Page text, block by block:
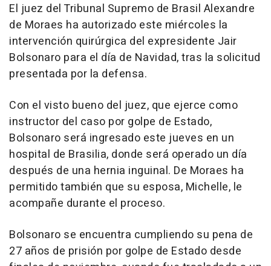
El juez del Tribunal Supremo de Brasil Alexandre
de Moraes ha autorizado este miércoles la
intervención quirúrgica del expresidente Jair
Bolsonaro para el día de Navidad, tras la solicitud
presentada por la defensa.
Con el visto bueno del juez, que ejerce como
instructor del caso por golpe de Estado,
Bolsonaro será ingresado este jueves en un
hospital de Brasilia, donde será operado un día
después de una hernia inguinal. De Moraes ha
permitido también que su esposa, Michelle, le
acompañe durante el proceso.
Bolsonaro se encuentra cumpliendo su pena de
27 años de prisión por golpe de Estado desde